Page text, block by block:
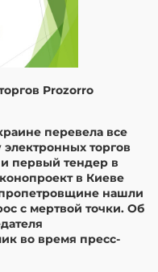
Prozorro
перевела все
торгов
первый тендер в
в Киеве
нашли
с мертвой точки. Об
во время пресс-